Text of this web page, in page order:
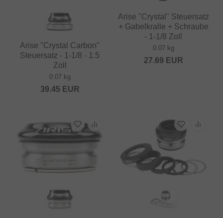
Arise "Crystal Carbon"
Steuersatz - 1-1/8 - 1.5
Zoll
0.07 kg
39.45 EUR
Arise "Crystal" Steuersatz
+ Gabelkralle + Schraube
- 1-1/8 Zoll
0.07 kg
27.69 EUR